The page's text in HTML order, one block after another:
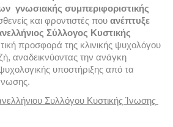
γνωσιακής συμπεριφοριστικής
και φροντιστές που ανέπτυξε
Σύλλογος Κυστικής
προσφορά της κλινικής ψυχολόγου
αναδεικνύοντας την ανάγκη
υποστήριξης από τα
Συλλόγου Κυστικής Ίνωσης